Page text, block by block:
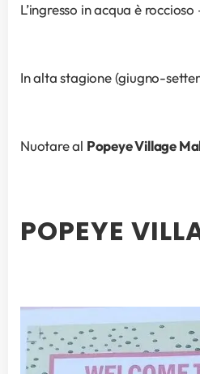
L’ingresso in acqua è roccioso
In alta stagione (giugno-
Nuotare al Popeye Village
POPEYE